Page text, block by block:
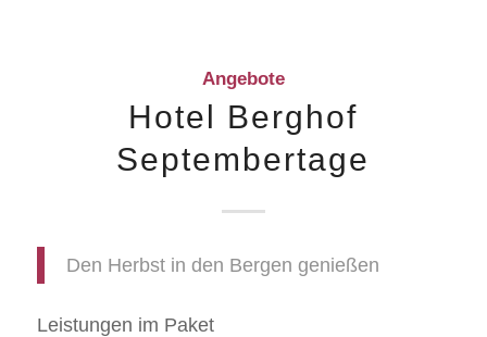
Angebote
Hotel Berghof
Septembertage
Den Herbst in den Bergen genießen
Leistungen im Paket